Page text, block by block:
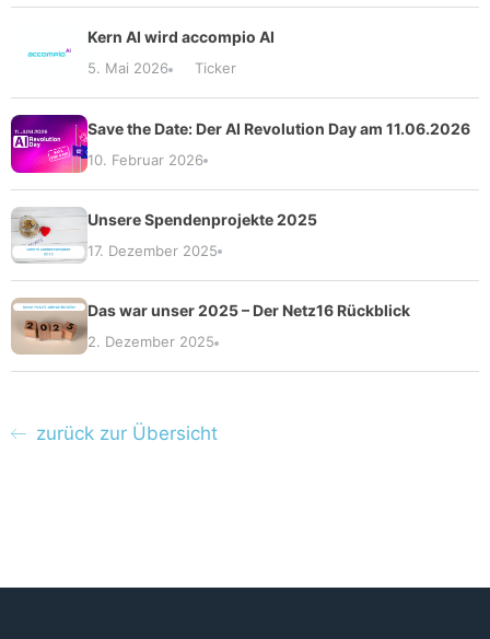
Kern AI wird accompio AI
5. Mai 2026 Ticker
Save the Date: Der AI Revolution Day am 11.06.2026
10. Februar 2026
Unsere Spendenprojekte 2025
17. Dezember 2025
Das war unser 2025 – Der Netz16 Rückblick
2. Dezember 2025
zurück zur Übersicht